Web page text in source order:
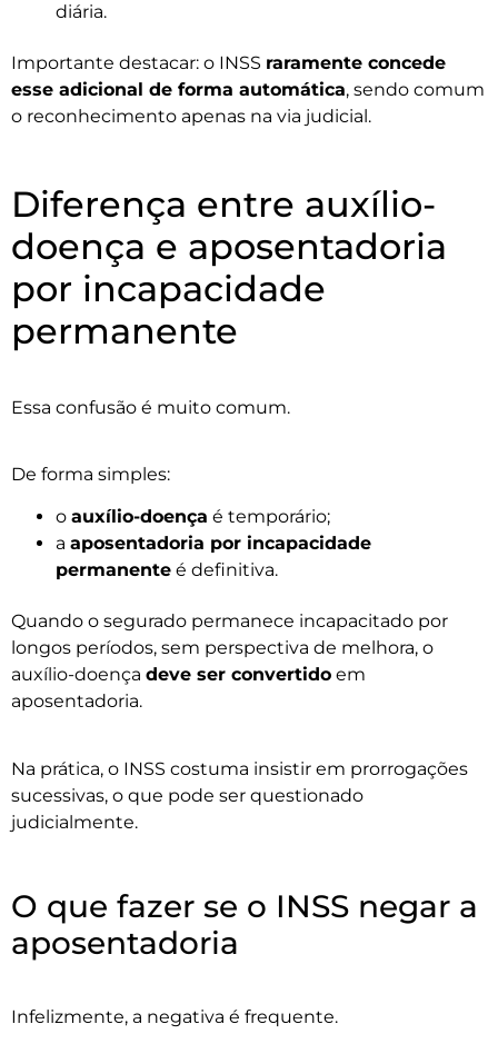
diária.
Importante destacar: o INSS raramente concede
esse adicional de forma automática, sendo comum
o reconhecimento apenas na via judicial.
Diferença entre auxílio-
doença e aposentadoria
por incapacidade
permanente
Essa confusão é muito comum.
De forma simples:
o auxílio-doença é temporário;
a aposentadoria por incapacidade
permanente é definitiva.
Quando o segurado permanece incapacitado por
longos períodos, sem perspectiva de melhora, o
auxílio-doença deve ser convertido em
aposentadoria.
Na prática, o INSS costuma insistir em prorrogações
sucessivas, o que pode ser questionado
judicialmente.
O que fazer se o INSS negar a
aposentadoria
Infelizmente, a negativa é frequente.